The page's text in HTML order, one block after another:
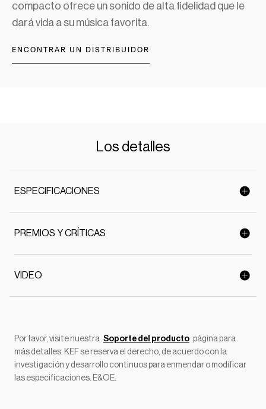
compacto ofrece un sonido de alta fidelidad que le
dará vida a su música favorita.
ENCONTRAR UN DISTRIBUIDOR
Los detalles
ESPECIFICACIONES
PREMIOS Y CRÍTICAS
VIDEO
Por favor, visite nuestra Soporte del producto página para
más detalles. KEF se reserva el derecho, de acuerdo con la
investigación y desarrollo continuos para enmendar o modificar
las especificaciones. E&OE.